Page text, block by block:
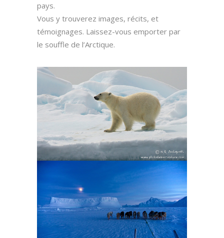
pays.
Vous y trouverez images, récits, et
témoignages. Laissez-vous emporter par
le souffle de l’Arctique.